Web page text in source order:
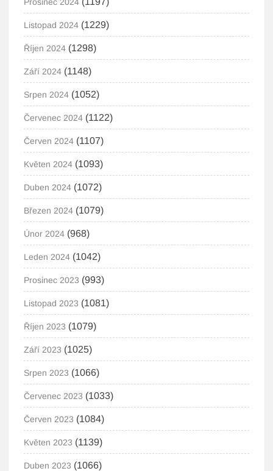
Listopad 2024 (1229)
Říjen 2024 (1298)
Září 2024 (1148)
Srpen 2024 (1052)
Červenec 2024 (1122)
Červen 2024 (1107)
Květen 2024 (1093)
Duben 2024 (1072)
Březen 2024 (1079)
Únor 2024 (968)
Leden 2024 (1042)
Prosinec 2023 (993)
Listopad 2023 (1081)
Říjen 2023 (1079)
Září 2023 (1025)
Srpen 2023 (1066)
Červenec 2023 (1033)
Červen 2023 (1084)
Květen 2023 (1139)
Duben 2023 (1066)